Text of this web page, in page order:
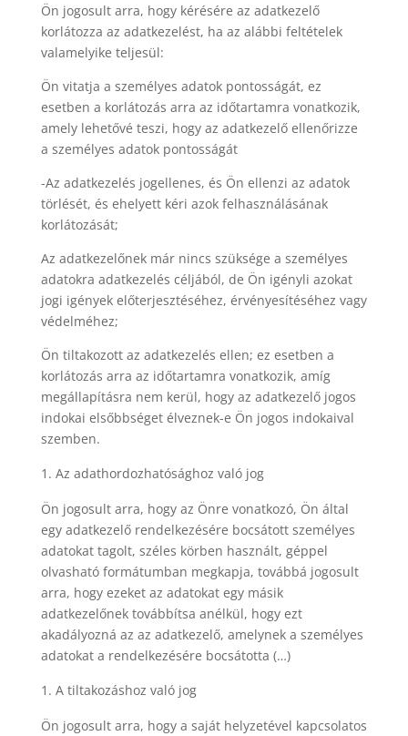
Ön jogosult arra, hogy kérésére az adatkezelő
korlátozza az adatkezelést, ha az alábbi feltételek
valamelyike teljesül:
Ön vitatja a személyes adatok pontosságát, ez
esetben a korlátozás arra az időtartamra vonatkozik,
amely lehetővé teszi, hogy az adatkezelő ellenőrizze
a személyes adatok pontosságát
-Az adatkezelés jogellenes, és Ön ellenzi az adatok
törlését, és ehelyett kéri azok felhasználásának
korlátozását;
Az adatkezelőnek már nincs szüksége a személyes
adatokra adatkezelés céljából, de Ön igényli azokat
jogi igények előterjesztéséhez, érvényesítéséhez vagy
védelméhez;
Ön tiltakozott az adatkezelés ellen; ez esetben a
korlátozás arra az időtartamra vonatkozik, amíg
megállapításra nem kerül, hogy az adatkezelő jogos
indokai elsőbbséget élveznek-e Ön jogos indokaival
szemben.
Az adathordozhatósághoz való jog
Ön jogosult arra, hogy az Önre vonatkozó, Ön által
egy adatkezelő rendelkezésére bocsátott személyes
adatokat tagolt, széles körben használt, géppel
olvasható formátumban megkapja, továbbá jogosult
arra, hogy ezeket az adatokat egy másik
adatkezelőnek továbbítsa anélkül, hogy ezt
akadályozná az az adatkezelő, amelynek a személyes
adatokat a rendelkezésére bocsátotta (…)
A tiltakozáshoz való jog
Ön jogosult arra, hogy a saját helyzetével kapcsolatos